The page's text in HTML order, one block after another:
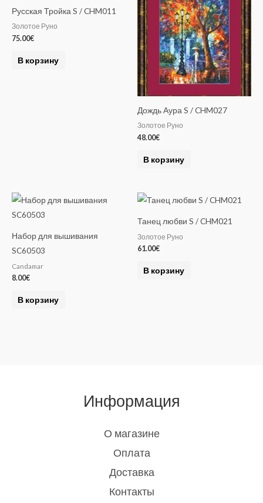
Русская Тройка S / CHM011
Золотое Руно
75.00€
В корзину
Дождь Аура S / CHM027
Золотое Руно
48.00€
В корзину
Набор для вышивания
SC60503
Candamar
8.00€
В корзину
Танец любви S / CHM021
Золотое Руно
61.00€
В корзину
Информация
О магазине
Оплата
Доставка
Контакты